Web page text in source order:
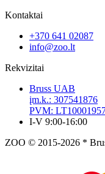
Kontaktai
+370 641 02087
info@zoo.lt
Rekvizitai
Bruss UAB
įm.k.: 307541876
PVM:
I-V 9:00-16:00
ZOO © 2015-2026 *